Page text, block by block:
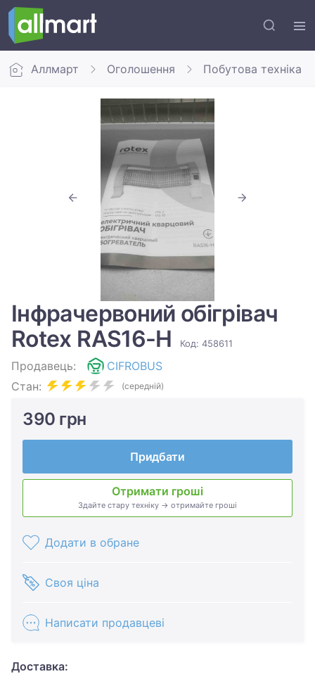
Аллмарт Оголошення Побутова техніка
Інфрачервоний обігрівач
Rotex RAS16-H
Код: 458611
Продавець:
CIFROBUS
Стан:
(середній)
390 грн
Придбати
Отримати гроші
Здайте стару техніку → отримайте гроші
Додати в обране
Своя ціна
Написати продавцеві
Доставка: